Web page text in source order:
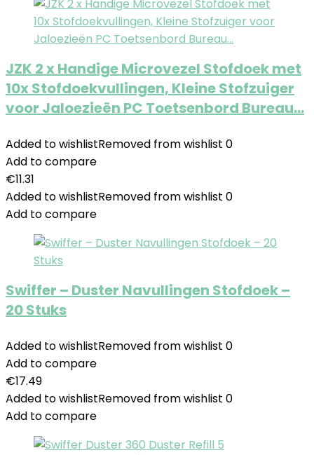
JZK 2 x Handige Microvezel Stofdoek met
10x Stofdoekvullingen, Kleine Stofzuiger
voor Jaloezieën PC Toetsenbord Bureau…
Added to wishlistRemoved from wishlist 0
Add to compare
€11.31
Added to wishlistRemoved from wishlist 0
Add to compare
Swiffer – Duster Navullingen Stofdoek –
20 Stuks
Added to wishlistRemoved from wishlist 0
Add to compare
€17.49
Added to wishlistRemoved from wishlist 0
Add to compare